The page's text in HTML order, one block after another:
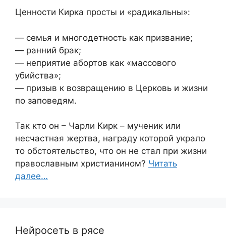
Ценности Кирка просты и «радикальны»:
— семья и многодетность как призвание;
— ранний брак;
— неприятие абортов как «массового
убийства»;
— призыв к возвращению в Церковь и жизни
по заповедям.
Так кто он – Чарли Кирк – мученик или
несчастная жертва, награду которой украло
то обстоятельство, что он не стал при жизни
православным христианином? Читать
далее…
Нейросеть в рясе